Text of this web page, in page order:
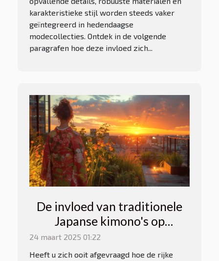
karakteristieke stijl worden steeds vaker
geïntegreerd in hedendaagse
modecollecties. Ontdek in de volgende
paragrafen hoe deze invloed zich...
De invloed van traditionele
Japanse kimono's op
moderne kledingstijlen
24 maart 2025 01:22
Heeft u zich ooit afgevraagd hoe de rijke